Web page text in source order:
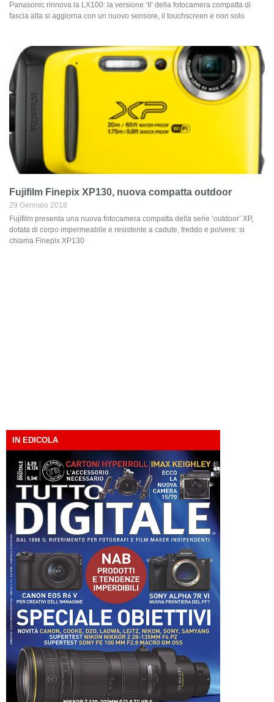
Panasonic rinnova la LX100: la versione ‘II’ della fotocamera compatta di
fascia alta si aggiorna con un nuovo sensore, il touchscreen e non solo
Fujifilm Finepix XP130, nuova compatta outdoor
29 Gennaio 2018
Fujifilm presenta una nuova fotocamera compatta della serie ‘outdoor’ XP,
dotata di corpo impermeabile e resistente a cadute, freddo e polvere: si
chiama Finepix XP130
IN EDICOLA